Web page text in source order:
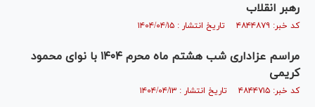
رهبر انقلاب
کد خبر: ۴۸۴۴۸۷۹ تاریخ انتشار : ۱۴۰۴/۰۴/۱۵
مراسم عزاداری شب هشتم ماه محرم ۱۴۰۴ با نوای محمود
کریمی
کد خبر: ۴۸۴۴۷۱۵ تاریخ انتشار : ۱۴۰۴/۰۴/۱۳